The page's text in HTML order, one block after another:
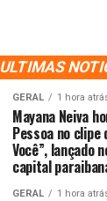
ULTIMAS
GERAL 1 hora
Mayana Neiva
Pessoa no clipe
Você”, lançado
capital
GERAL 1 hora